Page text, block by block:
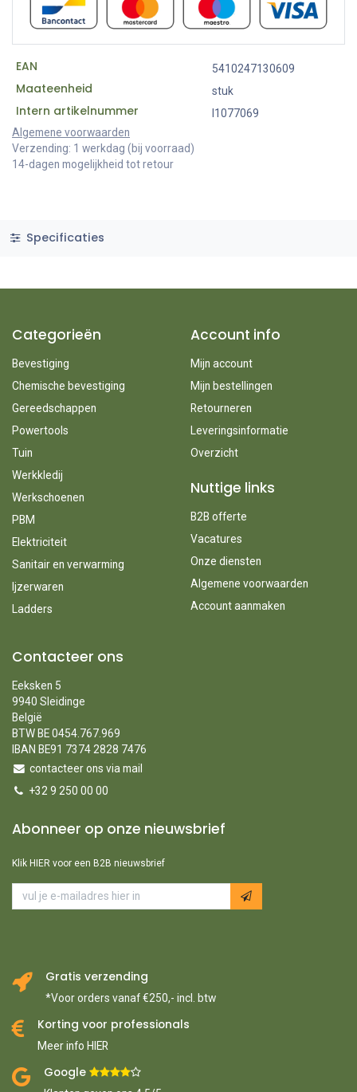
EAN 5410247130609
Maateenheid stuk
Intern artikelnummer
I1077069
Algemene voorwaarden
Verzending: 1 werkdag (bij voorraad)
14-dagen mogelijkheid tot retour
Specificaties
Categorieën
Bevestiging
Chemische bevestiging
Gereedschappen
Powertools
Tuin
Werkkledij
Werkschoenen
PBM
Elektriciteit
Sanitair en verwarming
Ijzerwaren
Ladders
Account info
Mijn account
Mijn bestellingen
Retourneren
Leveringsinformatie
Overzicht
Nuttige links
B2B offerte
Vacatures
Onze diensten
Algemene voorwaarden
Account aanmaken
Contacteer ons
Eeksken 5
9940 Sleidinge
België
BTW BE 0454.767.969
IBAN BE91 7374 2828 7476
contacteer ons via mail
+32 9 250 00 00
Abonneer op onze nieuwsbrief
Klik HIER voor een B2B nieuwsbrief
Gratis verzending
*Voor orders vanaf €250,- incl. btw
Korting voor professionals
Meer info HIER
Google ​